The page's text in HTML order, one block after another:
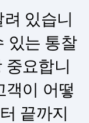
있습니
있는 통찰
요합니
객이 어떻
끝까지